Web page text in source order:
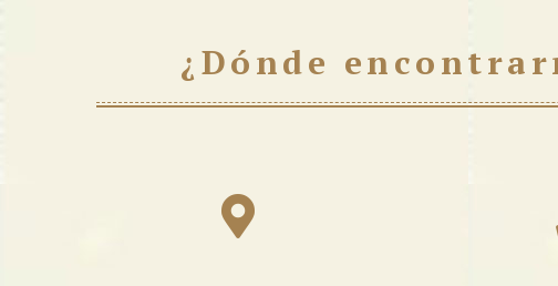
¿Dónde